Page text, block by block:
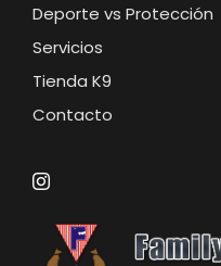
Deporte vs Protección
Servicios
Tienda K9
Contacto